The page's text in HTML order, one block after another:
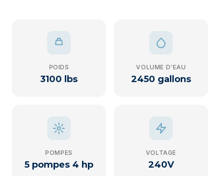
POIDS
3100 lbs
VOLUME D'EAU
2450 gallons
POMPES
5 pompes 4 hp
VOLTAGE
240V